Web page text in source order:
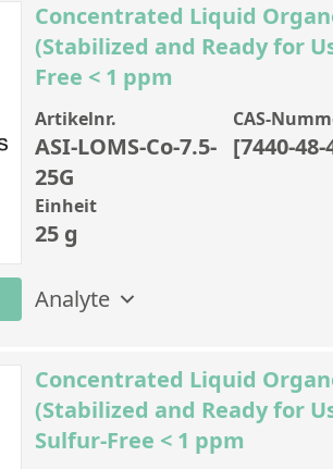
Concentrated Liquid
(Stabilized and Ready for
Free < 1 ppm
Artikelnr.
ASI-LOMS-Co-7.5-
25G
CAS-
[7440-48-
Einheit
25 g
Analyte
Concentrated Liquid
(Stabilized and Ready for
Sulfur-Free < 1 ppm